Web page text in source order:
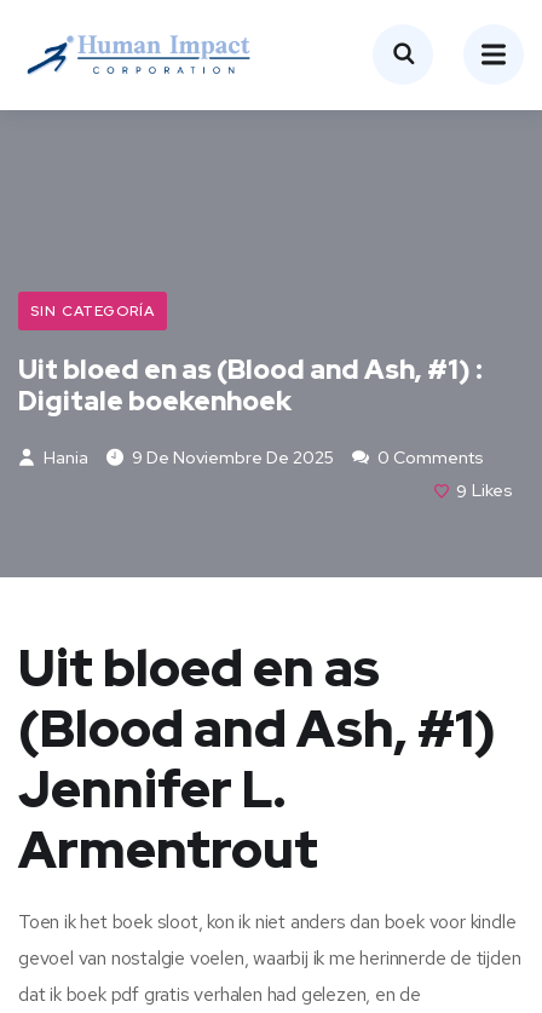
SIN CATEGORÍA
Uit bloed en as (Blood and Ash, #1) :
Digitale boekenhoek
Hania 9 De Noviembre De 2025
0 Comments
9 Likes
Uit bloed en as
(Blood and Ash, #1)
Jennifer L.
Armentrout
Toen ik het boek sloot, kon ik niet anders dan boek voor kindle
gevoel van nostalgie voelen, waarbij ik me herinnerde de tijden
dat ik boek pdf gratis verhalen had gelezen, en de